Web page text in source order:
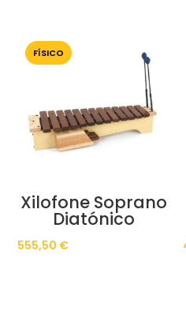
FÍSICO
Xilofone Soprano
Diatónico
555,50 €